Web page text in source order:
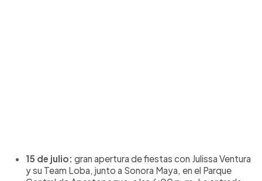
15 de julio: gran apertura de fiestas con Julissa Ventura
y su Team Loba, junto a Sonora Maya, en el Parque